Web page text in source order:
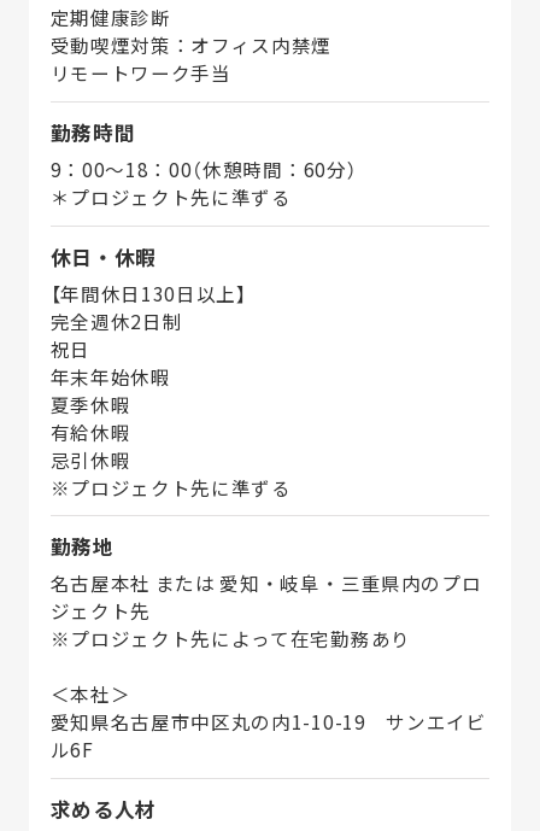
定期健康診断
受動喫煙対策：オフィス内禁煙
リモートワーク手当
勤務時間
9：00～18：00（休憩時間：60分）
＊プロジェクト先に準ずる
休日・休暇
【年間休日130日以上】
完全週休2日制
祝日
年末年始休暇
夏季休暇
有給休暇
忌引休暇
※プロジェクト先に準ずる
勤務地
名古屋本社 または 愛知・岐阜・三重県内のプロ
ジェクト先
※プロジェクト先によって在宅勤務あり
＜本社＞
愛知県名古屋市中区丸の内1-10-19 サンエイビ
ル6F
求める人材